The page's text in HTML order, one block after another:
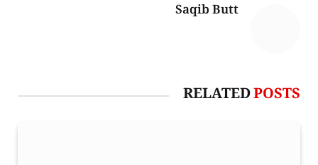
Saqib Butt
RELATEDPOSTS